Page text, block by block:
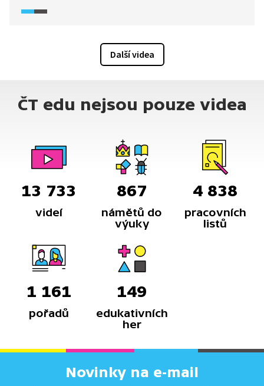
i na malebné louky.
Další videa
ČT edu nejsou pouze videa
13 733
videí
867
námětů do
výuky
4 838
pracovních
listů
1 161
pořadů
149
edukativních
her
Novinky na e-mail